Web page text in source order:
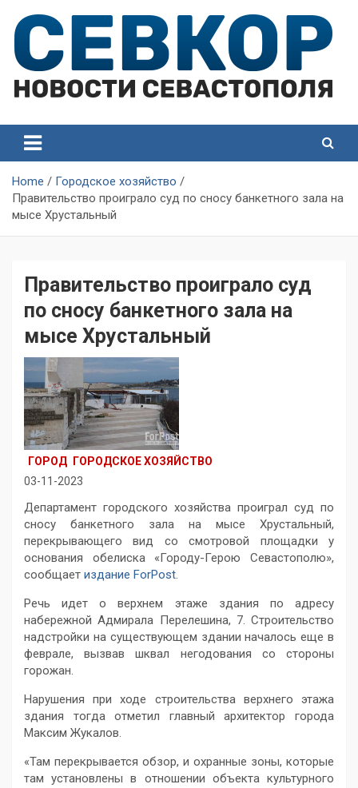
content
Севастополя
Севастополя
Home
Городское хозяйство
Правительство проиграло суд по сносу банкетного зала на
мысе Хрустальный
Правительство проиграло суд
по сносу банкетного зала на
мысе Хрустальный
ГОРОД
ГОРОДСКОЕ ХОЗЯЙСТВО
03-11-2023
Департамент городского хозяйства проиграл суд по
сносу банкетного зала на мысе Хрустальный,
перекрывающего вид со смотровой площадки у
основания обелиска «Городу-Герою Севастополю»,
сообщает издание ForPost.
Речь идет о верхнем этаже здания по адресу
набережной Адмирала Перелешина, 7. Строительство
надстройки на существующем здании началось еще в
феврале, вызвав шквал негодования со стороны
горожан.
Нарушения при ходе строительства верхнего этажа
здания тогда отметил главный архитектор города
Максим Жукалов.
«Там перекрывается обзор, и охранные зоны, которые
там установлены в отношении объекта культурного